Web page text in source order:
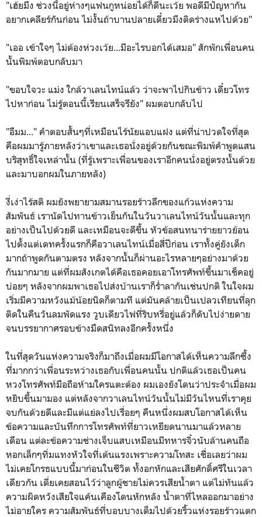
"เฮ้ยมึง ช่วงนี้อยู่ห่างๆแฟนกูหน่อยได้ก็ดีนะเว้ย พอดีมีปัญหากัน
อยากเคลียร์กันก่อน ไม่งั้นถ้าบานปลายเดี๋ยวมึงติดร่างแหไปด้วย"
"เออ เข้าใจๆ ไม่ต้องห่วงเว้ย...มีอะไรบอกได้เสมอ" สักพักเพื่อนคน
นั้นพิมพ์ตอบกลับมา
"ขอบใจวะ แม่ง ใกล้วาเลนไทน์แล้ว ว่าจะพาไปกินข้าว เดี๋ยวโทร
ไปหาก่อน ไม่รู้ตอนนี้เรียนเสร็จรึยัง" ผมตอบกลับไป
"อืมม..." คำตอบสั้นๆที่เหมือนไร้นัยแอบแฝง แต่ที่น่าปวดใจที่สุด
คือผมมารู้ภายหลังว่าเขาและเธอนั่งอยู่ด้วยกันขณะพิมพ์คำพูดแสน
บริสุทธิ์ใจเหล่านั้น (ที่รู้เพราะเพื่อนของเราอีกคนนั่งอยู่ตรงนั้นด้วย
และมาบอกผมในภายหลัง)
งี่เง่าไร้สติ ผมยังพยายามสมานรอยร้าวลึกของแก้วแห่งความ
สัมพันธ์ เรานัดไปทานข้าวเย็นกันในวันวาเลนไทน์วันนั้นและทุก
อย่างเป็นไปด้วยดี และเหมือนจะดีขึ้น หัวข้อสนทนาร่ายยาวย้อน
ไปตั้งแต่เดทครั้งแรกก็คือวาเลนไทน์เมื่อสี่ปีก่อน เราทั้งคู่ยังเด็ก
มากถ้าพูดกันตามตรง หลังจากนั้นก็ผ่านอะไรหลายๆอย่างมาด้วย
กันมากมาย แต่ที่ผมสังเกตได้คือเธอคอยเอาโทรศัพท์ขึ้นมาเช็คอยู่
บ่อยๆ หลังจากผมพาเธอไปส่งบ้านเราก็ร่ำลากันเช่นปกติ ในใจผม
เริ่มมีความหวังแม้น้อยนิดก็ตามที แต่มันคล้ายเป็นเปลวเทียนที่ลุก
ติดในคืนวันลมพัดแรง วูบเดียวไฟที่ริบหรี่อยู่แล้วก็ดับไปง่ายดาย
จนบรรยากาศรอบข้างมืดสนิทลงอีกครั้งหนึ่ง
ในที่สุดวันแห่งความจริงก็มาถึงเมื่อผมมีโอกาสได้เห็นความลึกซึ้ง
ที่มากกว่าเพื่อนระหว่างเธอกับเพื่อนคนนั้น ปกติแล้วเธอเป็นคน
หวงโทรศัพท์มือถือห้ามใครแตะต้อง ผมเองยังโดนว่าประจำเมื่อผม
หยิบขึ้นมามอง แต่หลังจากวาเลนไทน์วันนั้นไม่มีวันไหนที่เราคุย
จบกันด้วยดีและมีแต่แย่ลงไปเรื่อยๆ คืนหนึ่งผมสบโอกาสได้เห็น
ข้อความและบันทึกการโทรศัพท์ที่ยาวเหยียดนานมาแล้วหลาย
เดือน แต่ละข้อความช่างเจ็บแสบเหมือนมีทหารจิ๋วนับล้านคนถือ
หอกเล็กๆทิ่มแทงหัวใจที่เต้นแรงเพราะความโทสะ เชื่อเลยว่าผม
ไม่เคยโกรธแบบนี้มาก่อนในชีวิต ทั้งอกหักและเสียศักดิ์ศรีในเวลา
เดียวกัน เตี่ยเคยสอนไว้ว่าลูกผู้ชายไม่ควรเสียน้ำตา แต่ไม่ทันแล้ว
ความผิดหวังเสียใจแค้นเคืองโดนหักหลัง น้ำตาที่ไหลออกมาอย่าง
ไม่อายใคร ความสัมพันธ์ที่บอบบางเต็มไปด้วยริ้วแห่งรอยร้าวแตก